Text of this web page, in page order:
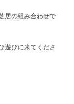
居の組み合わせで
遊びに来てくださ